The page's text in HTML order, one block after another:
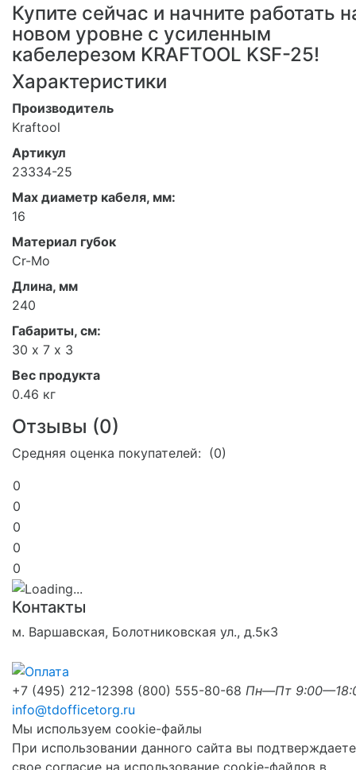
Купите сейчас и начните работать
новом уровне с усиленным
кабелерезом KRAFTOOL KSF-25!
Характеристики
Производитель
Kraftool
Артикул
23334-25
Мах диаметр кабеля, мм:
16
Материал губок
Cr-Mo
Длина, мм
240
Габариты, см:
30 х 7 х 3
Вес продукта
0.46 кг
Отзывы (0)
Средняя оценка покупателей: (0)
0
0
0
0
0
Контакты
м. Варшавская, Болотниковская ул., д.5к3
+7 (495) 212-12398 (800) 555-80-68 Пн—Пт
info@tdofficetorg.ru
Мы используем cookie-файлы
При использовании данного сайта вы подтверждаете
свое согласие на использование cookie-файлов в